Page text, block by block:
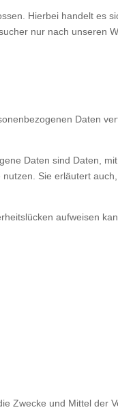
Hierbei handelt es
nur nach unseren
Daten
Daten sind Daten,
Sie erläutert
aufweisen
Zwecke und Mittel der